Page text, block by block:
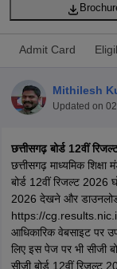
FA1 Exam Time
12th
CBSE 10th
HS Result
CBSE 10th Science
Question
SSLC Karnataka SSLC
Admit Card
Mithilesh
Updated on
छत्तीसगढ़ बोर्ड 12वीं
छत्तीसगढ़ माध्यमिक
बोर्ड 12वीं रिजल्ट 2026
2026 देखने और
https://
आधिकारिक वेबसाइट पर
लिए इस पेज पर भी सीजी
सीजी बोर्ड 12वीं रिजल्ट